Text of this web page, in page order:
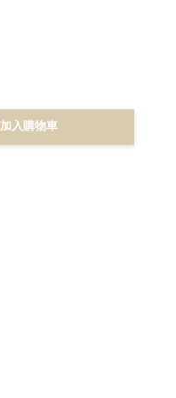
加入購物車